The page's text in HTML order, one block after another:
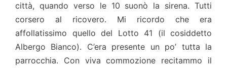
città, quando verso le 10 suonò la sirena. Tutti
corsero al ricovero. Mi ricordo che era
affollatissimo quello del Lotto 41 (il cosiddetto
Albergo Bianco). C’era presente un po’ tutta la
parrocchia. Con viva commozione recitammo il